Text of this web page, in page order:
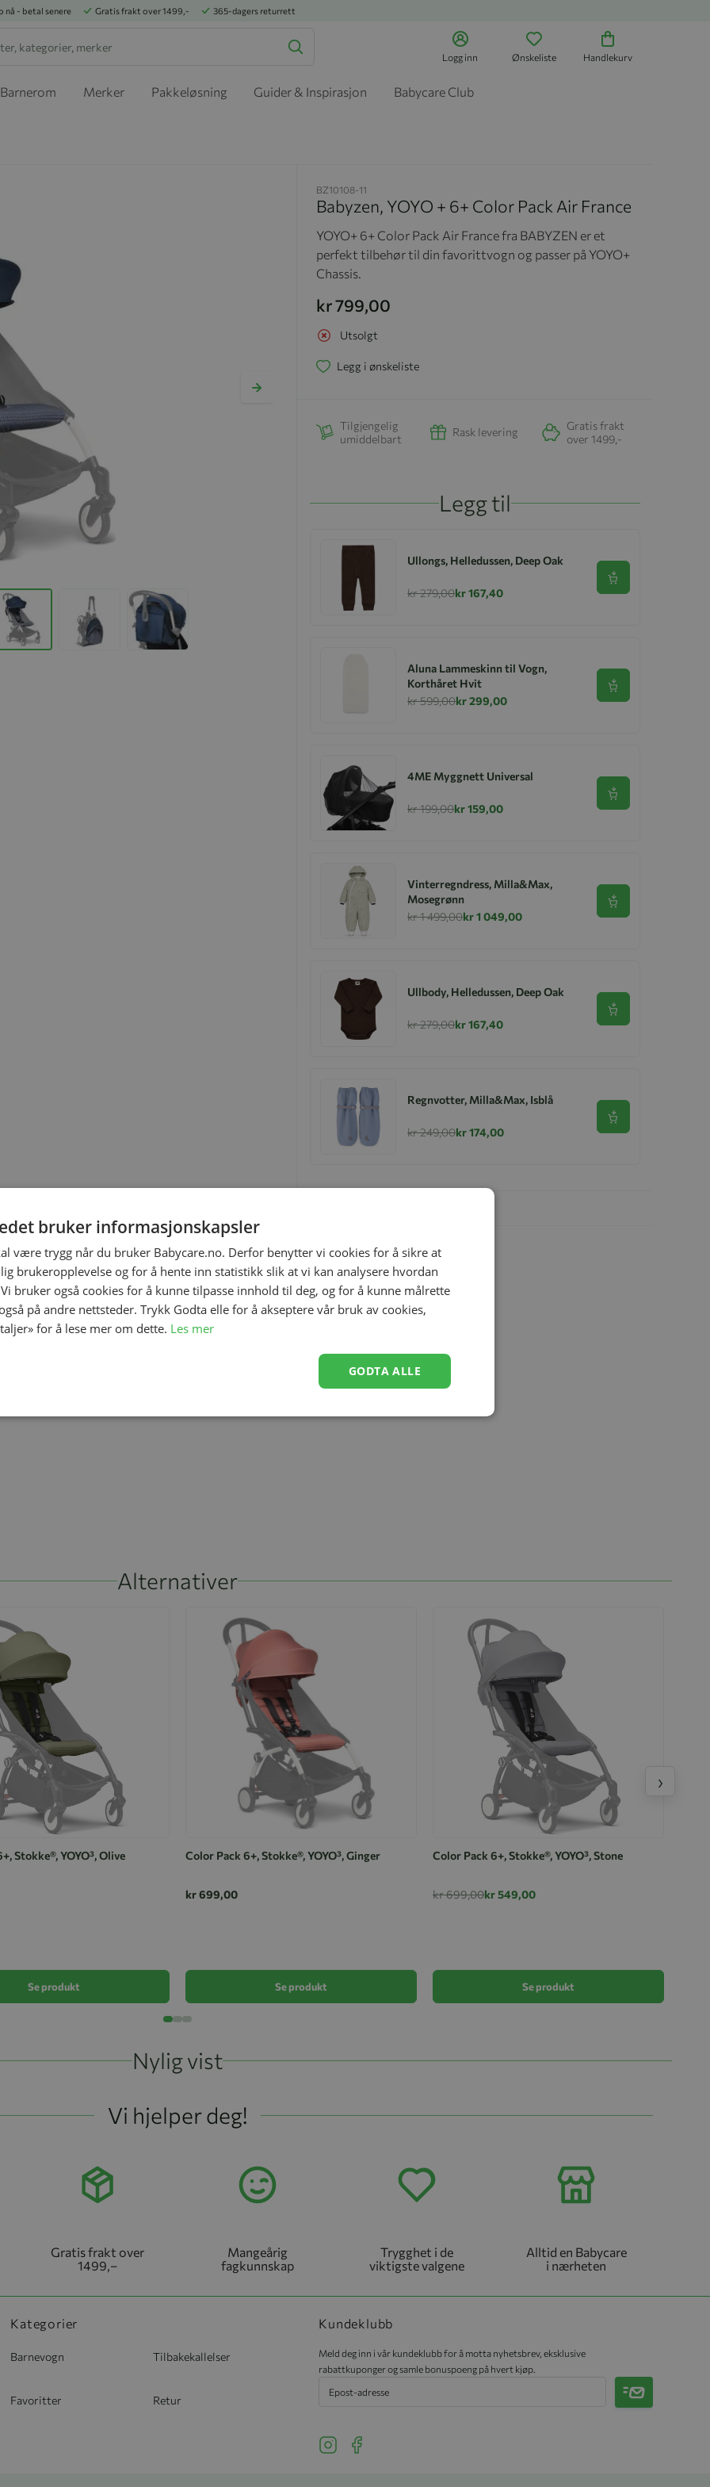
nå - betal senere Gratis frakt over 1499,- 365-dagers returrett
Logg inn Ønskeliste Handlekurv
Barnerom Merker Pakkeløsning Guider & Inspirasjon Babycare Club
BZ10108-11
Babyzen, YOYO + 6+ Color Pack Air France
YOYO+ 6+ Color Pack Air France fra BABYZEN er et
perfekt tilbehør til din favorittvogn og passer på YOYO+
Chassis.
kr 799,00
Utsolgt
Legg i ønskeliste
Tilgjengelig
umiddelbart
Rask levering
Gratis frakt
over 1499,-
Legg til
Ullongs, Helledussen, Deep Oak
kr 279,00kr 167,40
Se produkt
Aluna Lammeskinn til Vogn,
Korthåret Hvit
kr 599,00kr 299,00
Se produkt
4ME Myggnett Universal
kr 199,00kr 159,00
Se produkt
Vinterregndress, Milla&Max,
Mosegrønn
kr 1 499,00kr 1 049,00
Se produkt
Ullbody, Helledussen, Deep Oak
kr 279,00kr 167,40
Se produkt
Regnvotter, Milla&Max, Isblå
kr 249,00kr 174,00
Se produkt
tilbehør til din favorittvogn og passer på YOYO+
omverdenen, vendt mot veien. YOYO2 vil da følge
med 6+ fargepakken. Pakken innholder
justeres i flere posisjoner kalesjen har anti-UV stoff
med glidelås for å kunne oppbevare
Alternativer
Stokke®, YOYO³, Olive
Se produkt
Color Pack 6+, Stokke®, YOYO³, Ginger
kr 699,00
Se produkt
Color Pack 6+, Stokke®, YOYO³, Stone
kr 699,00kr 549,00
Se produkt
›
Nylig vist
Vi hjelper deg!
Gratis frakt over
1499,–
Mangeårig
fagkunnskap
Trygghet i de
viktigste valgene
Alltid en Babycare
i nærheten
Kategorier
Barnevogn Tilbakekallelser
Favoritter Retur
Kundeklubb
Meld deg inn i vår kundeklubb for å motta nyhetsbrev, eksklusive
rabattkuponger og samle bonuspoeng på hvert kjøp.
Meld på
See our Instagram
See our Facebook
bruker informasjonskapsler
være trygg når du bruker Babycare.no. Derfor benytter vi cookies for å sikre at
brukeropplevelse og for å hente inn statistikk slik at vi kan analysere hvordan
bruker også cookies for å kunne tilpasse innhold til deg, og for å kunne målrette
på andre nettsteder. Trykk Godta elle for å akseptere vår bruk av cookies,
for å lese mer om dette. Les mer
GODTA ALLE